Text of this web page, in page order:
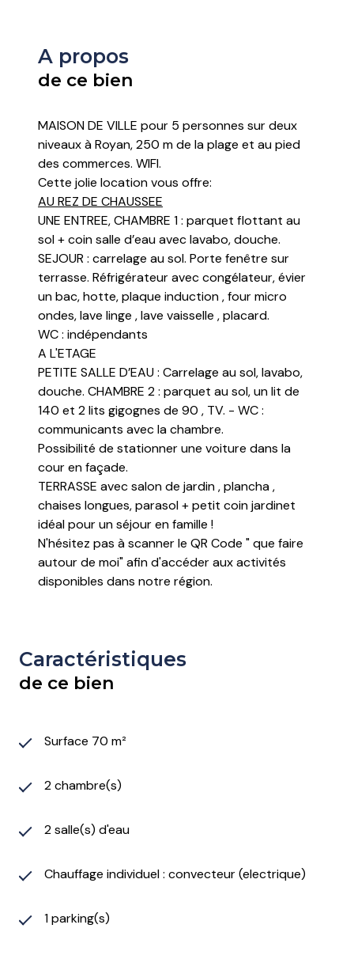
A propos
de ce bien
MAISON DE VILLE pour 5 personnes sur deux
niveaux à Royan, 250 m de la plage et au pied
des commerces. WIFI.
Cette jolie location vous offre:
AU REZ DE CHAUSSEE
UNE ENTREE, CHAMBRE 1 : parquet flottant au
sol + coin salle d’eau avec lavabo, douche.
SEJOUR : carrelage au sol. Porte fenêtre sur
terrasse. Réfrigérateur avec congélateur, évier
un bac, hotte, plaque induction , four micro
ondes, lave linge , lave vaisselle , placard.
WC : indépendants
A L'ETAGE
PETITE SALLE D’EAU : Carrelage au sol, lavabo,
douche. CHAMBRE 2 : parquet au sol, un lit de
140 et 2 lits gigognes de 90 , TV. - WC :
communicants avec la chambre.
Possibilité de stationner une voiture dans la
cour en façade.
TERRASSE avec salon de jardin , plancha ,
chaises longues, parasol + petit coin jardinet
idéal pour un séjour en famille !
N'hésitez pas à scanner le QR Code " que faire
autour de moi" afin d'accéder aux activités
disponibles dans notre région.
Caractéristiques
de ce bien
Surface 70 m²
2 chambre(s)
2 salle(s) d'eau
Chauffage individuel : convecteur (electrique)
1 parking(s)